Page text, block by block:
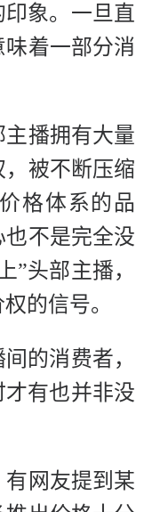
象。一旦直
着一部分消
播拥有大量
被不断压缩
格体系的品
不是完全没
”头部主播，
的信号。
的消费者，
才有也并非没
网友提到某